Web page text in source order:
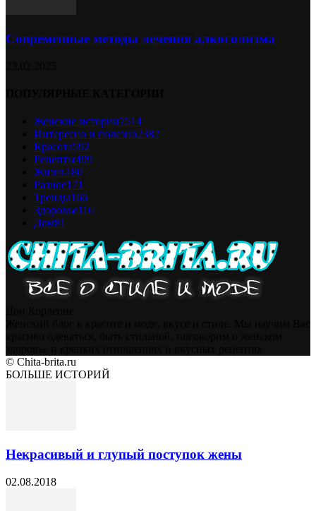
Современные методы лечения алкоголизма
Женские истории7514
Интересно и полезно2382
Красота592
Рецепты499
Жизнь180
Разное171
Тренды166
Здоровье116
Дом81
© Chita-brita.ru
БОЛЬШЕ ИСТОРИЙ
Некрасивый и глупый поступок жены
02.08.2018